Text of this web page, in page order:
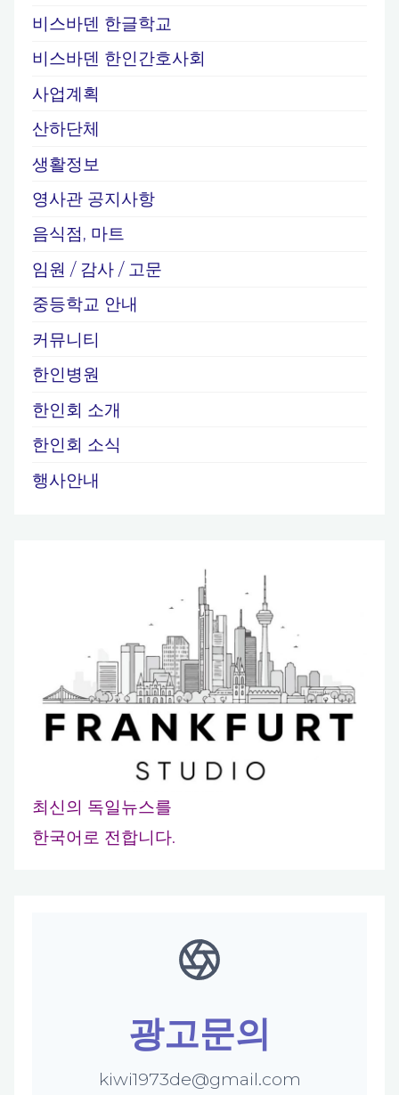
비스바덴 한글학교
비스바덴 한인간호사회
사업계획
산하단체
생활정보
영사관 공지사항
음식점, 마트
임원 / 감사 / 고문
중등학교 안내
커뮤니티
한인병원
한인회 소개
한인회 소식
행사안내
최신의 독일뉴스를
한국어로 전합니다.
광고문의
kiwi1973de@gmail.com